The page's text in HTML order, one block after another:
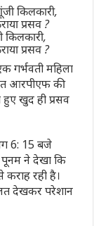
प्रसव ?
गर्भवती महिला
आरपीएफ की
हुए खुद ही प्रसव
6: 15 बजे
ने देखा कि
कराह रही है।
देखकर परेशान